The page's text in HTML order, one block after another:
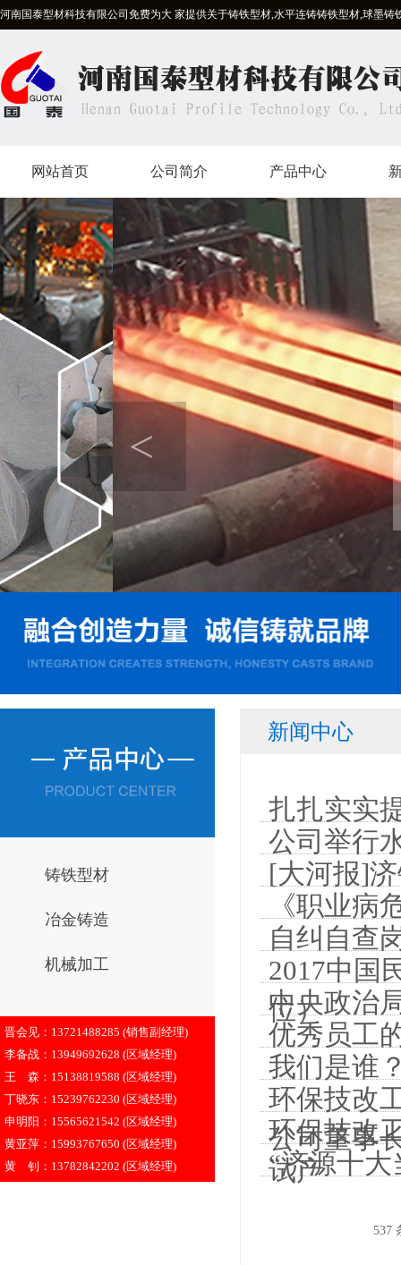
河南国泰型材科技有限公司免费为大 家提供关于铸铁型材,水平连铸铸铁型材,球墨铸
网站首页 公司简介 产品中心
<
铸铁型材
冶金铸造
机械加工
晋会见：13721488285 (销售副经理)
李备战：13949692628 (区域经理)
王 森：15138819588 (区域经理)
丁晓东：15239762230 (区域经理)
申明阳：15565621542 (区域经理)
黄亚萍：15993767650 (区域经理)
黄 钊：13782842202 (区域经理)
新闻中心
扎扎实实
公司举行
[大河报]
《职业病
自纠自查
2017中国
位）
中央政治
优秀员工
我们是谁
环保技改
公司董事
环保技改
试产
“济源十
537